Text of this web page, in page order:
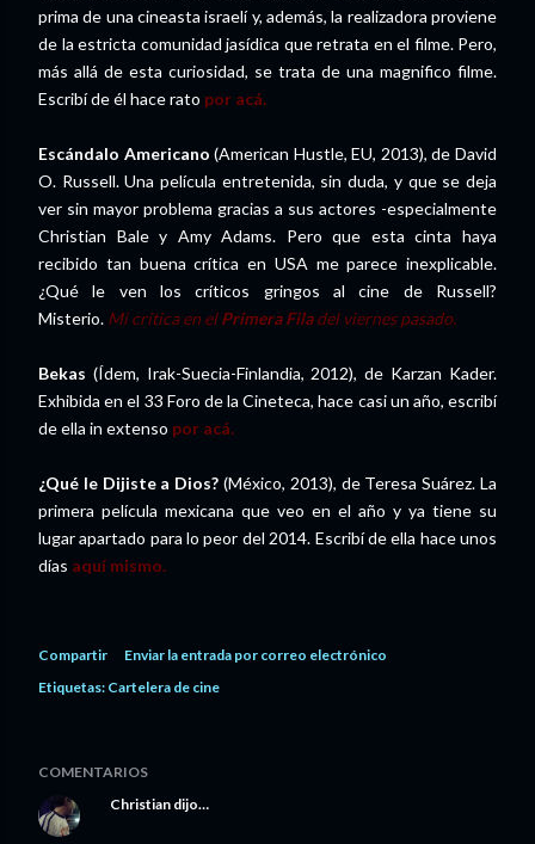
prima de una cineasta israelí y, además, la realizadora proviene
de la estricta comunidad jasídica que retrata en el filme. Pero,
más allá de esta curiosidad, se trata de una magnifico filme.
Escribí de él hace rato por acá.
Escándalo Americano (American Hustle, EU, 2013), de David
O. Russell. Una película entretenida, sin duda, y que se deja
ver sin mayor problema gracias a sus actores -especialmente
Christian Bale y Amy Adams. Pero que esta cinta haya
recibido tan buena crítica en USA me parece inexplicable.
¿Qué le ven los críticos gringos al cine de Russell?
Misterio. Mi crítica en elPrimera Filadel viernes pasado.
Bekas (Ídem, Irak-Suecia-Finlandia, 2012), de Karzan Kader.
Exhibida en el 33 Foro de la Cineteca, hace casi un año, escribí
de ella in extenso por acá.
¿Qué le Dijiste a Dios? (México, 2013), de Teresa Suárez. La
primera película mexicana que veo en el año y ya tiene su
lugar apartado para lo peor del 2014. Escribí de ella hace unos
días aquí mismo.
Compartir
Enviar la entrada por correo electrónico
Etiquetas: Cartelera de cine
COMENTARIOS
Christian dijo…